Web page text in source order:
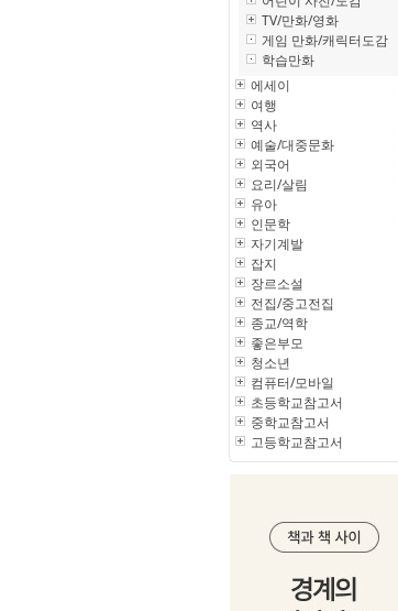
TV/만화/영화
게임 만화/캐릭터도감
학습만화
에세이
여행
역사
예술/대중문화
외국어
요리/살림
유아
인문학
자기계발
잡지
장르소설
전집/중고전집
종교/역학
좋은부모
청소년
컴퓨터/모바일
초등학교참고서
중학교참고서
고등학교참고서